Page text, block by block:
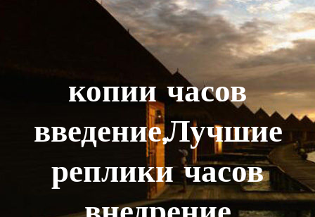
копии часов
введение,Лучшие
реплики часов